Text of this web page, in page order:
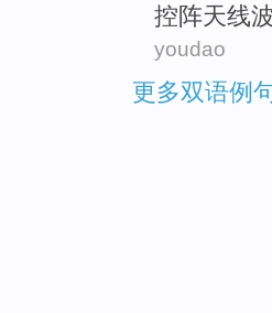
控阵天线
youdao
更多双语例